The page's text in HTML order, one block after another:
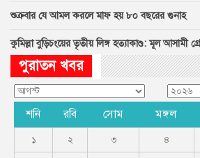
শুক্রবার যে আমল করলে মাফ হয় ৮০ বছরের গুনাহ
কুমিল্লা বুড়িচংয়ের তৃতীয় লিঙ্গ হত্যাকাণ্ড: মূল আসামী
পুরাতন খবর
শনি রবি সোম মঙ্গল
১ ২ ৩ ৪